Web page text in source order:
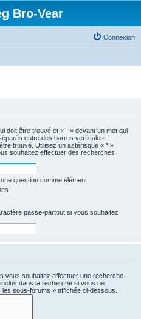
Bro-Vear
Connexion
doit être trouvé et « - » devant un mot qui
entre des barres verticales
trouvé. Utilisez un astérisque « * »
souhaitez effectuer des recherches
question comme élément
passe-partout si vous souhaitez
vous souhaitez effectuer une recherche.
dans la recherche si vous ne
sous-forums » affichée ci-dessous.